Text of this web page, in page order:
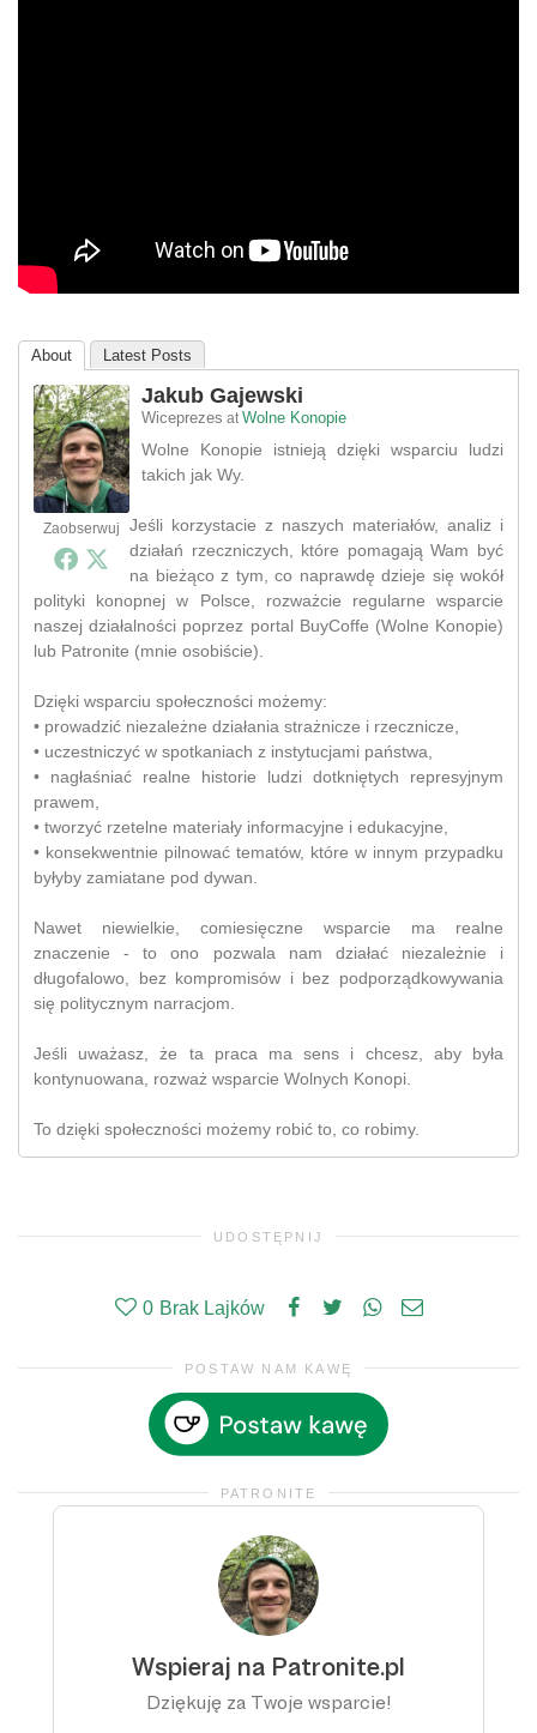
About Latest Posts
Zaobserwuj
Jakub Gajewski
Wiceprezes atWolne Konopie
Wolne Konopie istnieją dzięki wsparciu ludzi
takich jak Wy.
Jeśli korzystacie z naszych materiałów, analiz i
działań rzeczniczych, które pomagają Wam być
na bieżąco z tym, co naprawdę dzieje się wokół
polityki konopnej w Polsce, rozważcie regularne wsparcie
naszej działalności poprzez portal BuyCoffe (Wolne Konopie)
lub Patronite (mnie osobiście).
Dzięki wsparciu społeczności możemy:
• prowadzić niezależne działania strażnicze i rzecznicze,
• uczestniczyć w spotkaniach z instytucjami państwa,
• nagłaśniać realne historie ludzi dotkniętych represyjnym
prawem,
• tworzyć rzetelne materiały informacyjne i edukacyjne,
• konsekwentnie pilnować tematów, które w innym przypadku
byłyby zamiatane pod dywan.
Nawet niewielkie, comiesięczne wsparcie ma realne
znaczenie - to ono pozwala nam działać niezależnie i
długofalowo, bez kompromisów i bez podporządkowywania
się politycznym narracjom.
Jeśli uważasz, że ta praca ma sens i chcesz, aby była
kontynuowana, rozważ wsparcie Wolnych Konopi.
To dzięki społeczności możemy robić to, co robimy.
UDOSTĘPNIJ
0 Brak Lajków
POSTAW NAM KAWĘ
PATRONITE